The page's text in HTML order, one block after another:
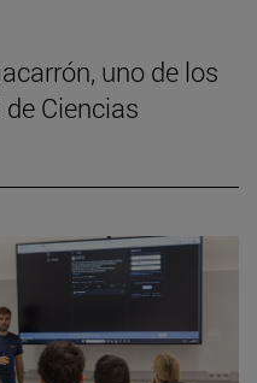
uno de los
Ciencias